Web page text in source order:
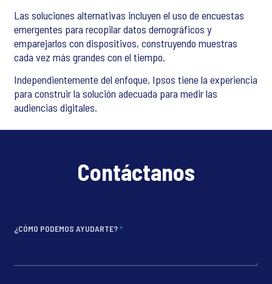
Las soluciones alternativas incluyen el uso de encuestas
emergentes para recopilar datos demográficos y
emparejarlos con dispositivos, construyendo muestras
cada vez más grandes con el tiempo.
Independientemente del enfoque, Ipsos tiene la experiencia
para construir la solución adecuada para medir las
audiencias digitales.
Contáctanos
¿CÓMO PODEMOS AYUDARTE?*